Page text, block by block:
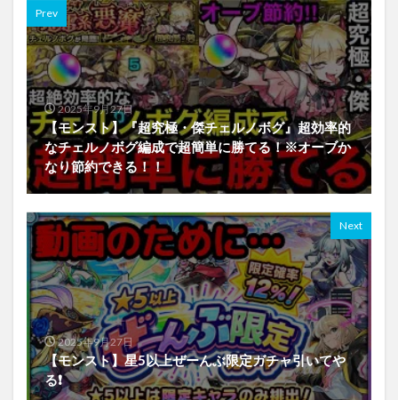
Prev
2025年9月27日
【モンスト】『超究極・傑チェルノボグ』超効率的
なチェルノボグ編成で超簡単に勝てる！※オーブか
なり節約できる！！
Next
2025年9月27日
【モンスト】星5以上ぜーんぶ限定ガチャ引いてや
る❗️